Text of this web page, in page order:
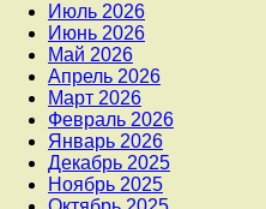
Июль 2026
Июнь 2026
Май 2026
Апрель 2026
Март 2026
Февраль 2026
Январь 2026
Декабрь 2025
Ноябрь 2025